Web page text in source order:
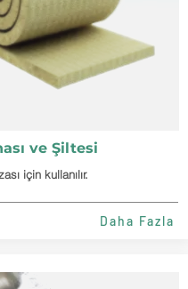
ve Şiltesi
için kullanılır.
Daha Fazla